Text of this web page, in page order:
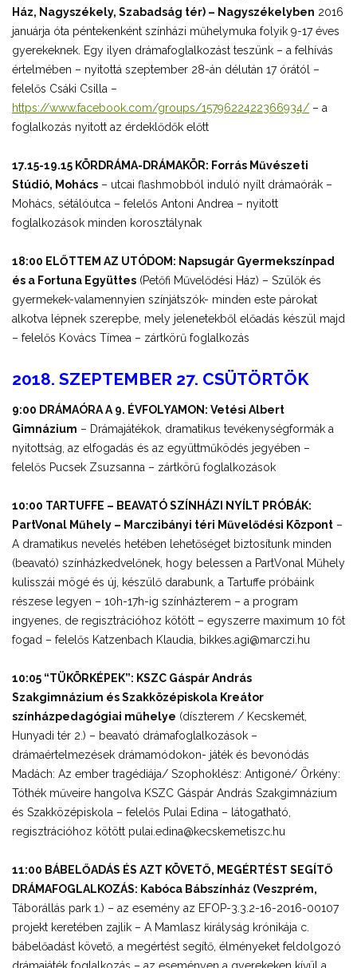
Ház, Nagyszékely, Szabadság tér) – Nagyszékelyben 2016
januárja óta péntekenként színházi műhelymuka folyik 9-17 éves
gyerekeknek. Egy ilyen drámafoglalkozást teszünk – a felhívás
értelmében – nyitottá szeptember 28-án délután 17 órától –
felelős Csáki Csilla –
https://www.facebook.com/groups/1579622422366934/ – a
foglalkozás nyitott az érdeklődők előtt
17.15-19.15 KÖRDRÁMA-DRÁMAKÖR: Forrás Művészeti
Stúdió, Mohács – utcai flashmobból induló nyílt drámaórák –
Mohács, sétálóutca – felelős Antoni Andrea – nyitott
foglalkozások minden korosztálynak
18:00 ELŐTTEM AZ UTÓDOM: Napsugár Gyermekszínpad
és a Fortuna Együttes (Petőfi Művelődési Ház) – Szülők és
gyermekek-valamennyien színjátszók- minden este párokat
alkotva lépnek szerepbe, mely jelenetekből előadás készül majd
– felelős Kovács Tímea – zártkörű foglalkozás
2018. SZEPTEMBER 27. CSÜTÖRTÖK
9:00 DRÁMAÓRA A 9. ÉVFOLYAMON: Vetési Albert
Gimnázium – Drámajátékok, dramatikus tevékenységformák a
nyitottság, az elfogadás és az együttműködés jegyében –
felelős Pucsek Zsuzsanna – zártkörű foglalkozások
10:00 TARTUFFE – BEAVATÓ SZÍNHÁZI NYÍLT PRÓBÁK:
PartVonal Műhely – Marczibányi téri Művelődési Központ –
A dramatikus nevelés hetében lehetőséget biztosítunk minden
(beavató) színházkedvelőnek, hogy belessen a PartVonal Műhely
kulisszái mögé és új, készülő darabunk, a Tartuffe próbáink
részese legyen – 10h-17h-ig színházterem – a program
ingyenes, de regisztrációhoz kötött – egyszerre maximum 10 főt
fogad – felelős Katzenbach Klaudia, bikkes.agi@marczi.hu
10:05 “TÜKÖRKÉPEK”: KSZC Gáspár András
Szakgimnázium és Szakközépiskola Kreátor
színházpedagógiai műhelye (díszterem / Kecskemét,
Hunyadi tér 2.) – beavató drámafoglalkozások –
drámaértelmezések drámamódokon- játék és bevonódás
Madách: Az ember tragédiája/ Szophoklész: Antigoné/ Örkény:
Tóthék műveire hangolva KSZC Gáspár András Szakgimnázium
és Szakközépiskola – felelős Pulai Edina – látogatható,
regisztrációhoz kötött pulai.edina@kecskemetiszc.hu
11:00 BÁBELŐADÁS ÉS AZT KÖVETŐ, MEGÉRTÉST SEGÍTŐ
DRÁMAFOGLALKOZÁS: Kabóca Bábszínház (Veszprém,
Táborállás park 1.) – az esemény az EFOP-3.3.2-16-2016-00107
projekt keretében zajlik – A Mamlasz királyság krónikája c.
bábelőadást követő, a megértést segítő, élményeket feldolgozó